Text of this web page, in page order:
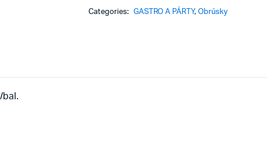
Roses
Categories: GASTRO A PÁRTY,Obrúsky
bal.